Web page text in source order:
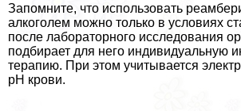
Запомните, что использовать
алкоголем можно только в условиях
после лабораторного исследования
подбирает для него индивидуальную
терапию. При этом учитывается
рН крови.